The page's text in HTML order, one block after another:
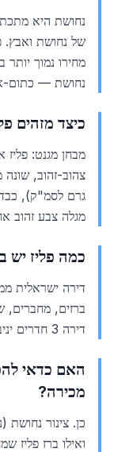
נחושת — כתום-
כיצד מזהים
מבחן מגנט: פליז
גרם לסמ"ק),
מגלה צבע זהוב
כמה פליז יש
ברזים, מחברים,
דירה 3 חדרים יניב 3 עד 8 ק"ג פליז בשווי 60 עד 160 שקלים.
האם כדאי
מכירה?
ואילו ברז פליז